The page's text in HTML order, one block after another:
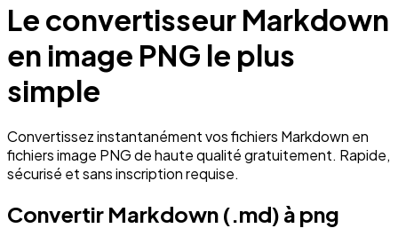
Le convertisseur Markdown
en image PNG le plus
simple
Convertissez instantanément vos fichiers Markdown en
fichiers image PNG de haute qualité gratuitement. Rapide,
sécurisé et sans inscription requise.
Convertir Markdown (.md) à png